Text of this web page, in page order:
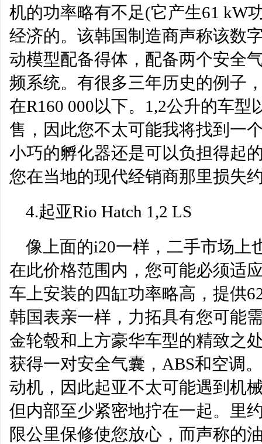
机的功率略有不足(它产生61 kW
经济的。该韩国制造商声称该数
动模型配备得体，配备两个安全
频系统。有很多三年历史的例子
在R160 000以下。1,2公升的车型
售，因此您不太可能我将找到一
小巧的孵化器还是可以负担得起
您在当地的现代经销商那里损失
4.起亚Rio Hatch 1,2 LS
像上面的i20一样，二手市场上
在此价格范围内，您可能必须适
车上安装的四缸功率略高，提供
韩国表亲一样，力拓具有您可能
金轮毂和上方豪华车型的精致之
获得一对安全气囊，ABS和空调
动机，因此起亚不太可能遇到机
但内部至少紧密地拧在一起。里
限公里保修使您放心，而声称的